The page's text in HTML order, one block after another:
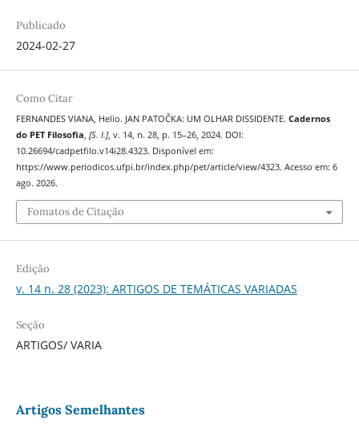
Publicado
2024-02-27
Como Citar
FERNANDES VIANA, Helio. JAN PATOČKA: UM OLHAR DISSIDENTE. Cadernos
do PET Filosofia, [S. l.], v. 14, n. 28, p. 15–26, 2024. DOI:
10.26694/cadpetfilo.v14i28.4323. Disponível em:
https://www.periodicos.ufpi.br/index.php/pet/article/view/4323. Acesso em: 6
ago. 2026.
Fomatos de Citação
Edição
v. 14 n. 28 (2023): ARTIGOS DE TEMÁTICAS VARIADAS
Seção
ARTIGOS/ VARIA
Artigos Semelhantes